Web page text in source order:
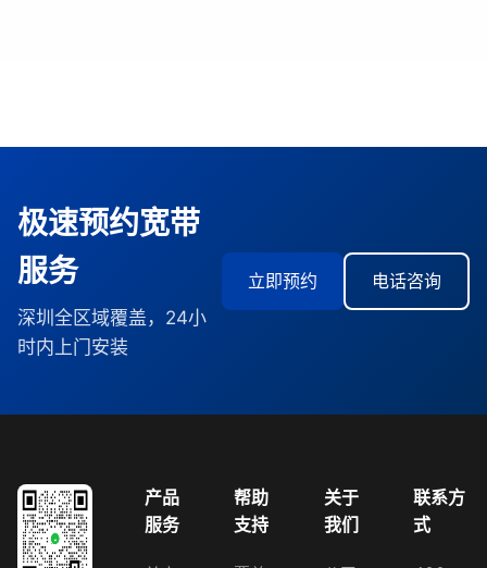
极速预约宽带
服务
深圳全区域覆盖，24小
时内上门安装
立即预约 电话咨询
产品
服务
帮助
支持
关于
我们
联系方
式